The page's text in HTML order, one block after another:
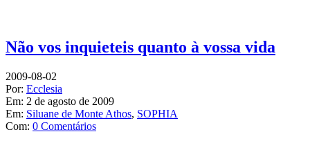
Não vos inquieteis quanto à vossa vida
2009-08-02
Por: Ecclesia
Em: 2 de agosto de 2009
Em: Siluane de Monte Athos, SOPHIA
Com: 0 Comentários